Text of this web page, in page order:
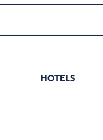
HOTELS